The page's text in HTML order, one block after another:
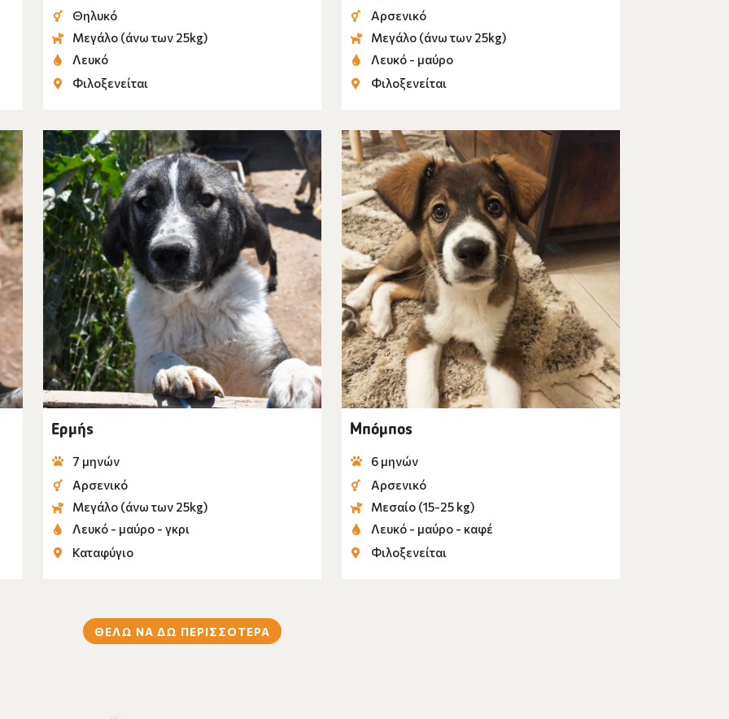
Θηλυκό
Μεγάλο (άνω των 25kg)
Λευκό
Φιλοξενείται
Αρσενικό
Μεγάλο (άνω των 25kg)
Λευκό - μαύρο
Φιλοξενείται
Ερμής
7 μηνών
Αρσενικό
Μεγάλο (άνω των 25kg)
Λευκό - μαύρο - γκρι
Καταφύγιο
Μπόμπος
6 μηνών
Αρσενικό
Μεσαίο (15-25 kg)
Λευκό - μαύρο - καφέ
Φιλοξενείται
ΘΕΛΩ ΝΑ ΔΩ ΠΕΡΙΣΣΟΤΕΡΑ